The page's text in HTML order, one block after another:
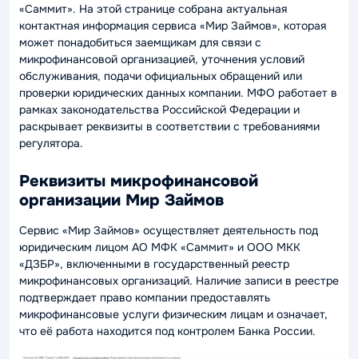
«Саммит». На этой странице собрана актуальная
контактная информация сервиса «Мир Займов», которая
может понадобиться заемщикам для связи с
микрофинансовой организацией, уточнения условий
обслуживания, подачи официальных обращений или
проверки юридических данных компании. МФО работает в
рамках законодательства Российской Федерации и
раскрывает реквизиты в соответствии с требованиями
регулятора.
Реквизиты микрофинансовой
организации Мир Займов
Сервис «Мир Займов» осуществляет деятельность под
юридическим лицом АО МФК «Саммит» и ООО МКК
«ДЗБР», включенными в государственный реестр
микрофинансовых организаций. Наличие записи в реестре
подтверждает право компании предоставлять
микрофинансовые услуги физическим лицам и означает,
что её работа находится под контролем Банка России.